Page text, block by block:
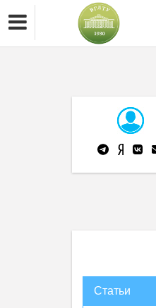
Статьи